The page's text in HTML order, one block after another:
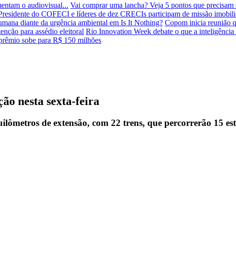
o audiovisual... Vai comprar uma lancha? Veja 5 pontos que
do COFECI e líderes de dez CRECIs participam de missão
diante da urgência ambiental em Is It Nothing? Copom inicia reunião
para assédio eleitoral Rio Innovation Week debate o que a
sobe para R$ 150 milhões
nesta sexta-feira
de extensão, com 22 trens, que percorrerão 15